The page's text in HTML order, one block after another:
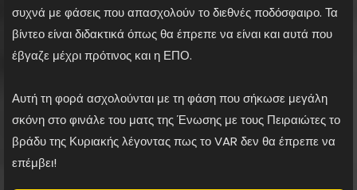
συχνά με φάσεις που απασχολούν το διεθνές ποδόσφαιρο. Τα
βίντεο είναι διδακτικά όπως θα έπρεπε να είναι και αυτά που
έβγαζε μέχρι πρότινος και η ΕΠΟ.
Αυτή τη φορά ασχολούνται με τη φάση που σήκωσε μεγάλη
σκόνη στο φινάλε του ματς της Ένωσης με τους Πειραιώτες το
βράδυ της Κυριακής λέγοντας πως το VAR δεν θα έπρεπε να
επέμβει!